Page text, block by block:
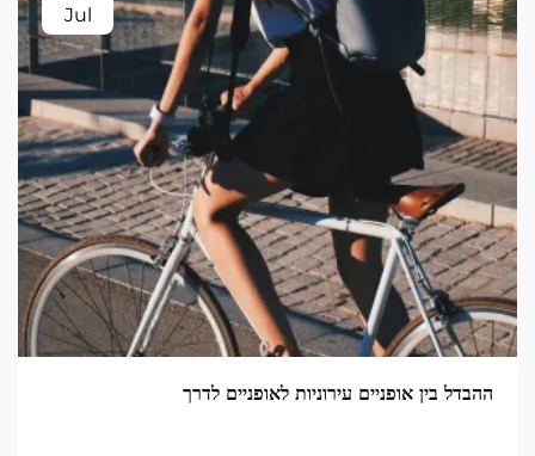
Jul
ההבדל בין אופניים עירוניות לאופניים לדרך